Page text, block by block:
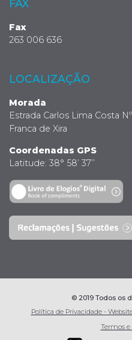
FAX
Fax
263 006 636
LOCALIZAÇÃO
Morada
Estrada Carlos Lima Costa
Franca de Xira
Coordenadas GPS
Latitude: 38° 58’ 37’’
© 2019 Todos os
Política de Privacidade -
Termos